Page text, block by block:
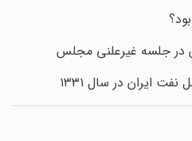
جلسه غیرعلنی مجلس
در سال ۱۳۳۱